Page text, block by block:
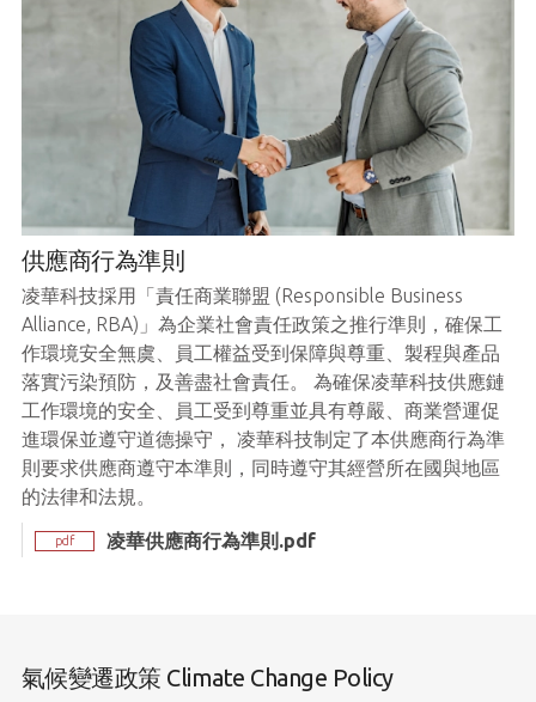
供應商行為準則
凌華科技採用「責任商業聯盟 (Responsible Business
Alliance, RBA)」為企業社會責任政策之推行準則，確保工
作環境安全無虞、員工權益受到保障與尊重、製程與產品
落實污染預防，及善盡社會責任。 為確保凌華科技供應鏈
工作環境的安全、員工受到尊重並具有尊嚴、商業營運促
進環保並遵守道德操守， 凌華科技制定了本供應商行為準
則要求供應商遵守本準則，同時遵守其經營所在國與地區
的法律和法規。
pdf 凌華供應商行為準則.pdf
氣候變遷政策 Climate Change Policy